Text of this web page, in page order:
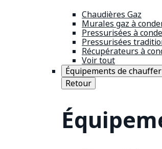
Chaudières Gaz
Murales gaz à
Pressurisées à
Pressurisées
Récupérateurs à
Voir tout
Équipements de
Retour